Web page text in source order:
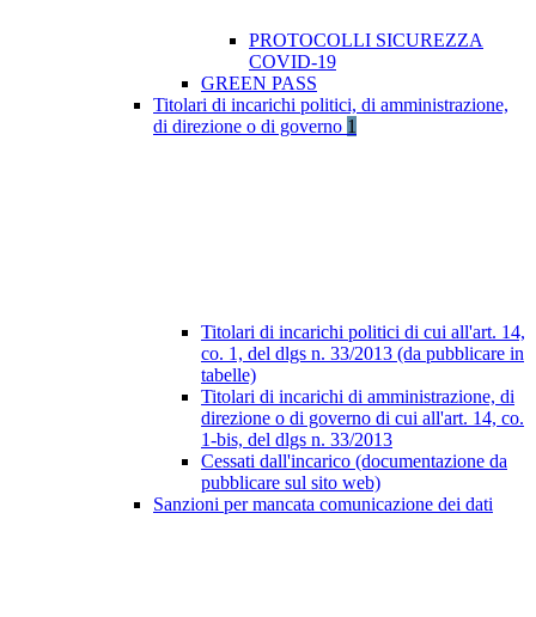
PROTOCOLLI SICUREZZA
COVID-19
GREEN PASS
Titolari di incarichi politici, di amministrazione,
di direzione o di governo 1
Titolari di incarichi politici di cui all'art. 14,
co. 1, del dlgs n. 33/2013 (da pubblicare in
tabelle)
Titolari di incarichi di amministrazione, di
direzione o di governo di cui all'art. 14, co.
1-bis, del dlgs n. 33/2013
Cessati dall'incarico (documentazione da
pubblicare sul sito web)
Sanzioni per mancata comunicazione dei dati